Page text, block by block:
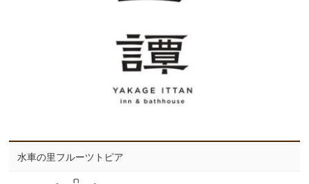
水車の里フルーツトピア